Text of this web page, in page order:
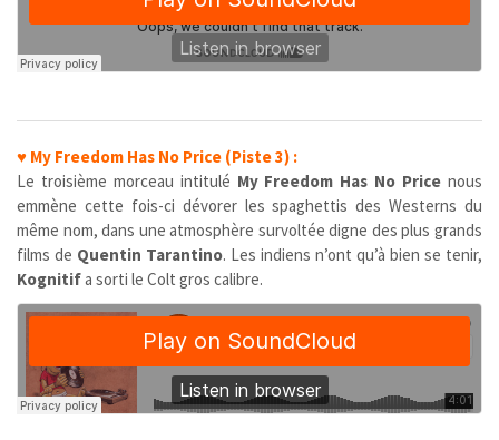
♥ My Freedom Has No Price (Piste 3) :
Le troisième morceau intitulé My Freedom Has No Price nous
emmène cette fois-ci dévorer les spaghettis des Westerns du
même nom, dans une atmosphère survoltée digne des plus grands
films de Quentin Tarantino. Les indiens n’ont qu’à bien se tenir,
Kognitifa sorti le Colt gros calibre.